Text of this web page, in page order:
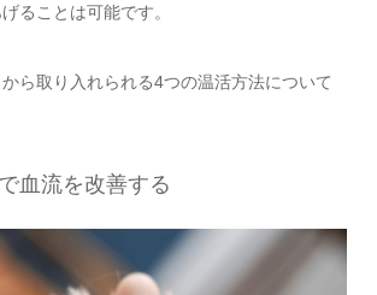
ることは可能です。
ら取り入れられる4つの温活方法について
血流を改善する